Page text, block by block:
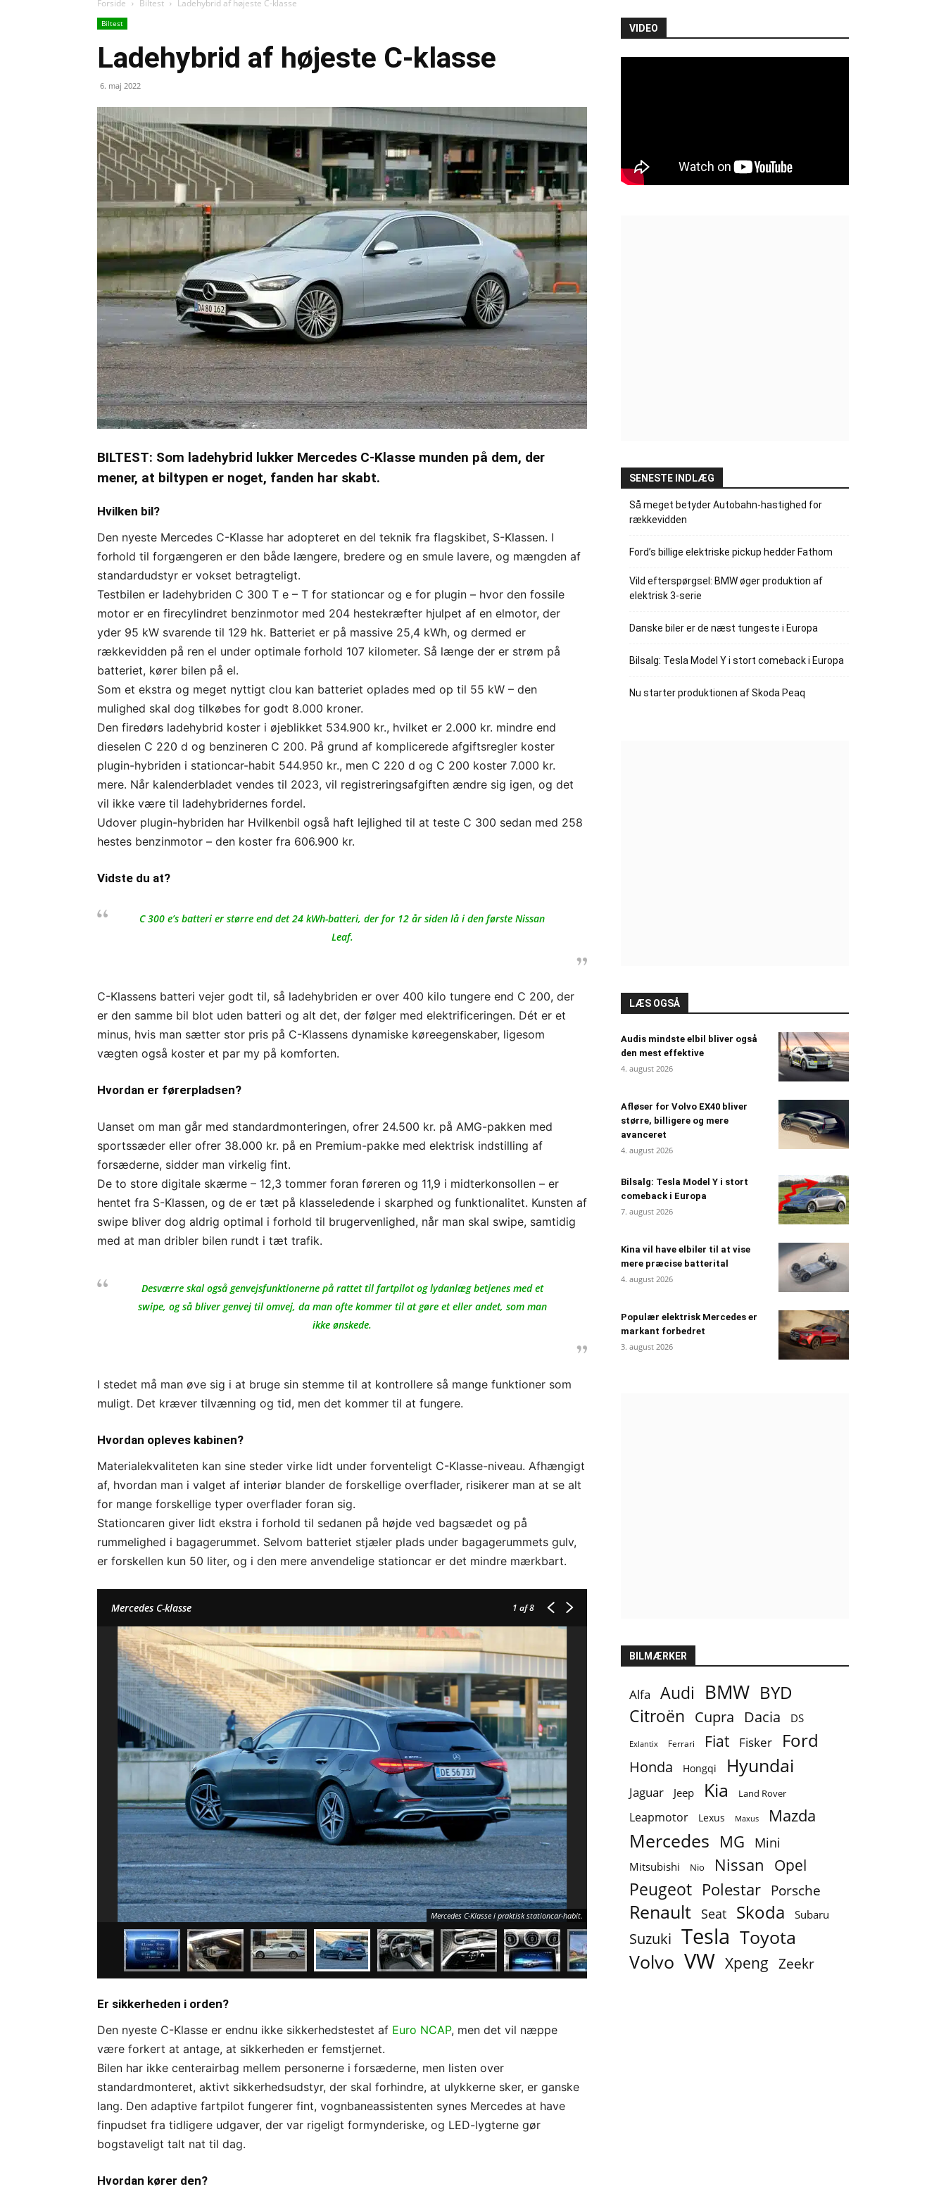
Forside Biltest Ladehybrid af højeste C-klasse
Biltest
Ladehybrid af højeste C-klasse
6. maj 2022
BILTEST: Som ladehybrid lukker Mercedes C-Klasse munden på dem, der
mener, at biltypen er noget, fanden har skabt.
Hvilken bil?
Den nyeste Mercedes C-Klasse har adopteret en del teknik fra flagskibet, S-Klassen. I
forhold til forgængeren er den både længere, bredere og en smule lavere, og mængden af
standardudstyr er vokset betragteligt.
Testbilen er ladehybriden C 300 T e – T for stationcar og e for plugin – hvor den fossile
motor er en firecylindret benzinmotor med 204 hestekræfter hjulpet af en elmotor, der
yder 95 kW svarende til 129 hk. Batteriet er på massive 25,4 kWh, og dermed er
rækkevidden på ren el under optimale forhold 107 kilometer. Så længe der er strøm på
batteriet, kører bilen på el.
Som et ekstra og meget nyttigt clou kan batteriet oplades med op til 55 kW – den
mulighed skal dog tilkøbes for godt 8.000 kroner.
Den firedørs ladehybrid koster i øjeblikket 534.900 kr., hvilket er 2.000 kr. mindre end
dieselen C 220 d og benzineren C 200. På grund af komplicerede afgiftsregler koster
plugin-hybriden i stationcar-habit 544.950 kr., men C 220 d og C 200 koster 7.000 kr.
mere. Når kalenderbladet vendes til 2023, vil registreringsafgiften ændre sig igen, og det
vil ikke være til ladehybridernes fordel.
Udover plugin-hybriden har Hvilkenbil også haft lejlighed til at teste C 300 sedan med 258
hestes benzinmotor – den koster fra 606.900 kr.
Vidste du at?
C 300 e’s batteri er større end det 24 kWh-batteri, der for 12 år siden lå i den første Nissan
Leaf.
C-Klassens batteri vejer godt til, så ladehybriden er over 400 kilo tungere end C 200, der
er den samme bil blot uden batteri og alt det, der følger med elektrificeringen. Dét er et
minus, hvis man sætter stor pris på C-Klassens dynamiske køreegenskaber, ligesom
vægten også koster et par my på komforten.
Hvordan er førerpladsen?
Uanset om man går med standardmonteringen, ofrer 24.500 kr. på AMG-pakken med
sportssæder eller ofrer 38.000 kr. på en Premium-pakke med elektrisk indstilling af
forsæderne, sidder man virkelig fint.
De to store digitale skærme – 12,3 tommer foran føreren og 11,9 i midterkonsollen – er
hentet fra S-Klassen, og de er tæt på klasseledende i skarphed og funktionalitet. Kunsten af
swipe bliver dog aldrig optimal i forhold til brugervenlighed, når man skal swipe, samtidig
med at man dribler bilen rundt i tæt trafik.
Desværre skal også genvejsfunktionerne på rattet til fartpilot og lydanlæg betjenes med et
swipe, og så bliver genvej til omvej, da man ofte kommer til at gøre et eller andet, som man
ikke ønskede.
I stedet må man øve sig i at bruge sin stemme til at kontrollere så mange funktioner som
muligt. Det kræver tilvænning og tid, men det kommer til at fungere.
Hvordan opleves kabinen?
Materialekvaliteten kan sine steder virke lidt under forventeligt C-Klasse-niveau. Afhængigt
af, hvordan man i valget af interiør blander de forskellige overflader, risikerer man at se alt
for mange forskellige typer overflader foran sig.
Stationcaren giver lidt ekstra i forhold til sedanen på højde ved bagsædet og på
rummelighed i bagagerummet. Selvom batteriet stjæler plads under bagagerummets gulv,
er forskellen kun 50 liter, og i den mere anvendelige stationcar er det mindre mærkbart.
Mercedes C-klasse 1 af 8
Mercedes C-Klasse i praktisk stationcar-habit. To store digitale skærme præger førerpladsen. De mange
Er sikkerheden i orden?
Den nyeste C-Klasse er endnu ikke sikkerhedstestet af Euro NCAP, men det vil næppe
være forkert at antage, at sikkerheden er femstjernet.
Bilen har ikke centerairbag mellem personerne i forsæderne, men listen over
standardmonteret, aktivt sikkerhedsudstyr, der skal forhindre, at ulykkerne sker, er ganske
lang. Den adaptive fartpilot fungerer fint, vognbaneassistenten synes Mercedes at have
finpudset fra tidligere udgaver, der var rigeligt formynderiske, og LED-lygterne gør
bogstaveligt talt nat til dag.
Hvordan kører den?
VIDEO
SENESTE INDLÆG
Så meget betyder Autobahn-hastighed for
rækkevidden
Ford’s billige elektriske pickup hedder Fathom
Vild efterspørgsel: BMW øger produktion af
elektrisk 3-serie
Danske biler er de næst tungeste i Europa
Bilsalg: Tesla Model Y i stort comeback i Europa
Nu starter produktionen af Skoda Peaq
LÆS OGSÅ
Audis mindste elbil bliver også
den mest effektive
4. august 2026
Afløser for Volvo EX40 bliver
større, billigere og mere
avanceret
4. august 2026
Bilsalg: Tesla Model Y i stort
comeback i Europa
7. august 2026
Kina vil have elbiler til at vise
mere præcise batterital
4. august 2026
Populær elektrisk Mercedes er
markant forbedret
3. august 2026
BILMÆRKER
Alfa Audi BMW BYD
Citroën Cupra Dacia DS
Exlantix Ferrari Fiat Fisker Ford
Honda Hongqi Hyundai
Jaguar Jeep Kia Land Rover
Leapmotor Lexus Maxus Mazda
Mercedes MG Mini
Mitsubishi Nio Nissan Opel
Peugeot Polestar Porsche
Renault Seat Skoda Subaru
Suzuki Tesla Toyota
Volvo VW Xpeng Zeekr